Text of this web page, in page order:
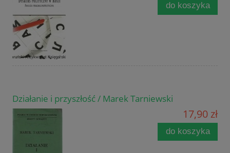
do koszyka
Działanie i przyszłość / Marek Tarniewski
17,90 zł
do koszyka